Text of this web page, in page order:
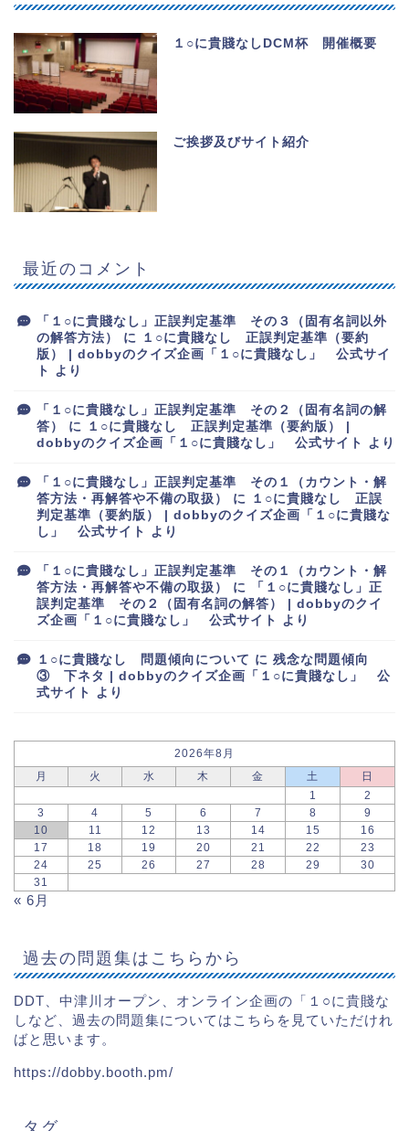
１○に貴賤なしDCM杯 開催概要
ご挨拶及びサイト紹介
最近のコメント
「１○に貴賤なし」正誤判定基準 その３（固有名詞以外
の解答方法）
に １○に貴賤なし 正誤判定基準（要約
版） | dobbyのクイズ企画「１○に貴賤なし」 公式サイ
ト より
「１○に貴賤なし」正誤判定基準 その２（固有名詞の解
答）
に １○に貴賤なし 正誤判定基準（要約版） |
dobbyのクイズ企画「１○に貴賤なし」 公式サイト より
「１○に貴賤なし」正誤判定基準 その１（カウント・解
答方法・再解答や不備の取扱）
に １○に貴賤なし 正誤
判定基準（要約版） | dobbyのクイズ企画「１○に貴賤な
し」 公式サイト より
「１○に貴賤なし」正誤判定基準 その１（カウント・解
答方法・再解答や不備の取扱）
に
「１○に貴賤なし」正
誤判定基準 その２（固有名詞の解答） | dobbyのクイ
ズ企画「１○に貴賤なし」 公式サイト より
１○に貴賤なし 問題傾向について に 残念な問題傾向
③ 下ネタ | dobbyのクイズ企画「１○に貴賤なし」 公
式サイト より
2026年8月
月
火 水 木 金 土
日
1
2
3
4 5 6 7 8
9
10
11 12 13 14 15
16
17
18 19 20 21 22
23
24
25 26 27 28 29
30
31
« 6月
過去の問題集はこちらから
DDT、中津川オープン、オンライン企画の「１○に貴賤な
しなど、過去の問題集についてはこちらを見ていただけれ
ばと思います。
https://dobby.booth.pm/
タグ